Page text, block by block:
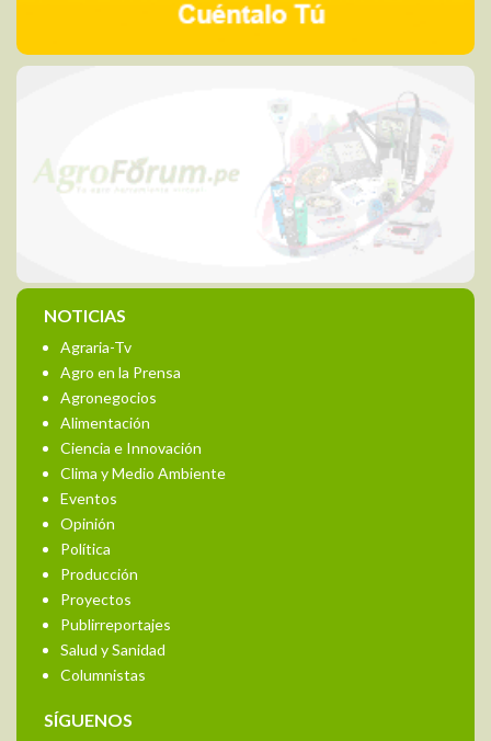
NOTICIAS
Agraria-Tv
Agro en la Prensa
Agronegocios
Alimentación
Ciencia e Innovación
Clima y Medio Ambiente
Eventos
Opinión
Política
Producción
Proyectos
Publirreportajes
Salud y Sanidad
Columnistas
SÍGUENOS